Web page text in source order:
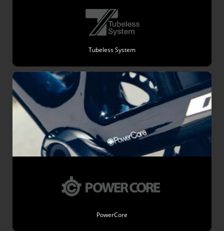
Tubeless System
PowerCore